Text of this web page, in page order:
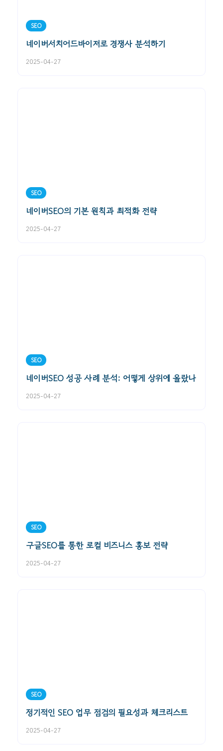
SEO
네이버서치어드바이저로 경쟁사 분석하기
2025-04-27
SEO
네이버SEO의 기본 원칙과 최적화 전략
2025-04-27
SEO
네이버SEO 성공 사례 분석: 어떻게 상위에 올랐나
2025-04-27
SEO
구글SEO를 통한 로컬 비즈니스 홍보 전략
2025-04-27
SEO
정기적인 SEO 업무 점검의 필요성과 체크리스트
2025-04-27